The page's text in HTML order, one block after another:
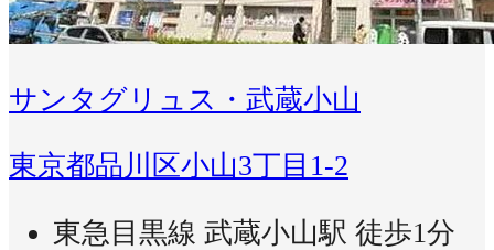
サンタグリュス・武蔵小山
東京都品川区小山3丁目1-2
東急目黒線 武蔵小山駅 徒歩1分